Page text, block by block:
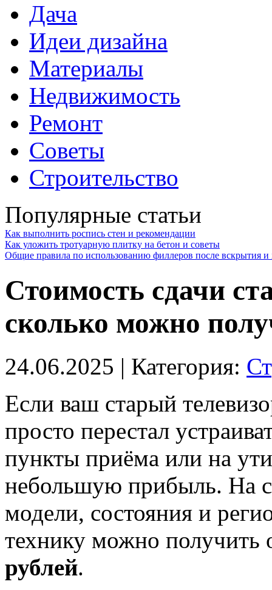
Дача
Идеи дизайна
Материалы
Недвижимость
Ремонт
Советы
Строительство
Популярные статьи
Как выполнить роспись стен и рекомендации
Как уложить тротуарную плитку на бетон и советы
Общие правила по использованию филлеров после вскрытия и
Стоимость сдачи
сколько можно
24.06.2025 | Категория:
Если ваш старый
просто перестал
пункты приёма или на
небольшую прибыль. На
модели, состояния и
технику можно получить
рублей.